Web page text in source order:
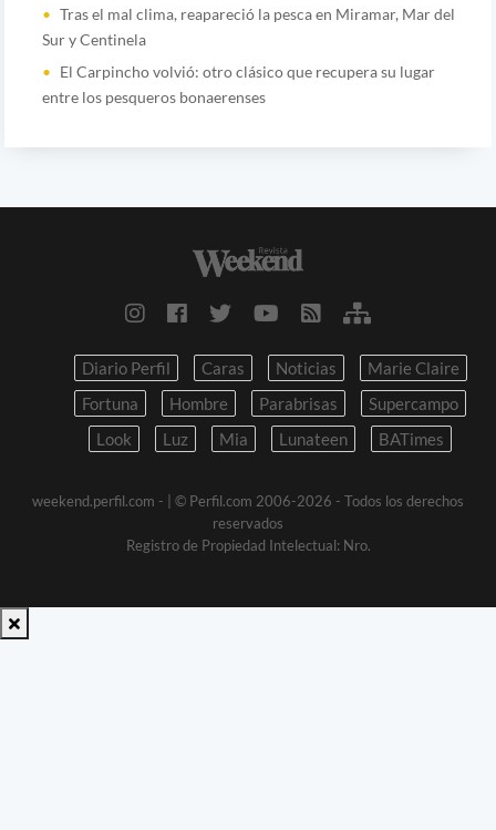
Tras el mal clima, reapareció la pesca en Miramar, Mar del
Sur y Centinela
El Carpincho volvió: otro clásico que recupera su lugar
entre los pesqueros bonaerenses
Diario Perfil Caras Noticias
Marie Claire
Fortuna
Hombre Parabrisas
Supercampo
Look
Luz Mia Lunateen BATimes
weekend.perfil.com -
| © Perfil.com 2006-2026 - Todos los derechos
reservados
Registro de Propiedad Intelectual: Nro.